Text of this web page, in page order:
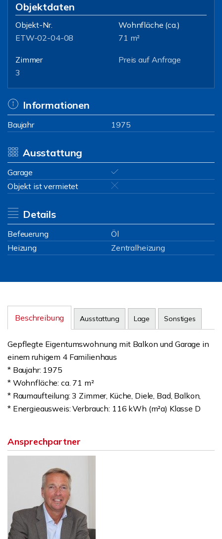
Objektdaten
Objekt-Nr.
ETW-02-04-08
Wohnfläche (ca.)
71 m²
Zimmer
3
Preis auf Anfrage
Informationen
Baujahr 1975
Ausstattung
Garage
Objekt ist vermietet
Details
Befeuerung
Öl
Heizung
Zentralheizung
Beschreibung Ausstattung Lage Sonstiges
Gepflegte Eigentumswohnung mit Balkon und Garage in
einem ruhigem 4 Familienhaus
* Baujahr: 1975
* Wohnfläche: ca. 71 m²
* Raumaufteilung: 3 Zimmer, Küche, Diele, Bad, Balkon,
* Energieausweis: Verbrauch: 116 kWh (m²a) Klasse D
Ansprechpartner